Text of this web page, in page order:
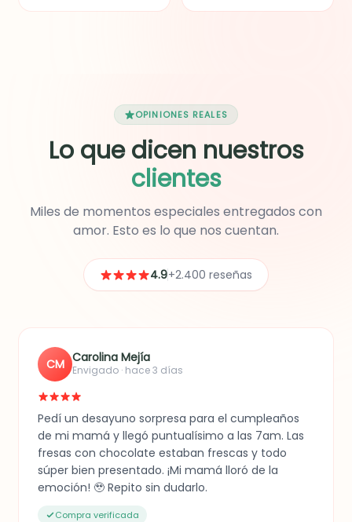
Bon Yurt Alpina con
un globo y un hermoso
mug con diseño de
Happy Birthday.
OPINIONES REALES
Lo que dicen nuestros
clientes
Miles de momentos especiales entregados con
amor. Esto es lo que nos cuentan.
4.9+2.400 reseñas
CM Carolina Mejía
Envigado · hace 3 días
Pedí un desayuno sorpresa para el cumpleaños
de mi mamá y llegó puntualísimo a las 7am. Las
fresas con chocolate estaban frescas y todo
súper bien presentado. ¡Mi mamá lloró de la
emoción! 🥹 Repito sin dudarlo.
Compra verificada